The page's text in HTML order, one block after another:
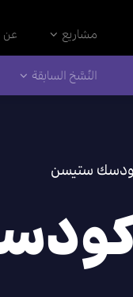
مشاريع عن
النُسَّخ السابقة
ستيسن